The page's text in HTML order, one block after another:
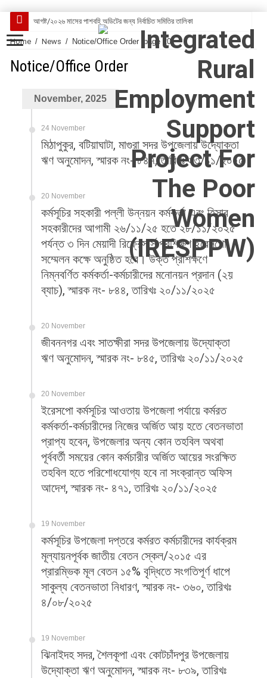
আগষ্ট/২০২৬ মাসের পাশবহি অডিটের জন্য নির্বাচিত সমিতির তালিকা
Home / News / Notice/Office Order (page 20)
Notice/Office Order
November, 2025
24 November
মিঠাপুকুর, বটিয়াঘাটা, মাগুরা সদর উপজেলায় উদ্যোক্তা
ঋণ অনুমোদন, স্মারক নং- ৮৪৭, তারিখঃ ২৩/১১/২০২৫
20 November
কর্মসূচির সহকারী পল্লী উন্নয়ন কর্মকর্তা এবং হিসাব
সহকারীদের আগামী ২৬/১১/২৫ হতে ২৮/১১/২০২৫
পর্যন্ত ৩ দিন মেয়াদী রিফ্রেসার্স প্রশিক্ষণ ইরেসপো
সম্মেলন কক্ষে অনুষ্ঠিত হবে। উক্ত প্রশিক্ষণে
নিম্নবর্ণিত কর্মকর্তা-কর্মচারীদের মনোনয়ন প্রদান (২য়
ব্যাচ), স্মারক নং- ৮৪৪, তারিখঃ ২০/১১/২০২৫
20 November
জীবননগর এবং সাতক্ষীরা সদর উপজেলায় উদ্যোক্তা
ঋণ অনুমোদন, স্মারক নং- ৮৪৫, তারিখঃ ২০/১১/২০২৫
20 November
ইরেসপো কর্মসূচির আওতায় উপজেলা পর্যায়ে কর্মরত
কর্মকর্তা-কর্মচারীদের নিজের অর্জিত আয় হতে বেতনভাতা
প্রাপ্য হবেন, উপজেলার অন্য কোন তহবিল অথবা
পূর্ববর্তী সময়ের কোন কর্মচারীর অর্জিত আয়ের সংরক্ষিত
তহবিল হতে পরিশোধযোগ্য হবে না সংক্রান্ত অফিস
আদেশ, স্মারক নং- ৪৭১, তারিখঃ ২০/১১/২০২৫
19 November
কর্মসূচির উপজেলা দপ্তরে কর্মরত কর্মচারীদের কার্যক্রম
মূল্যায়নপূর্বক জাতীয় বেতন স্কেল/২০১৫ এর
প্রারম্ভিক মূল বেতন ১৫% বৃদ্ধিতে সংগতিপূর্ণ ধাপে
সাকুল্য বেতনভাতা নিধারণ, স্মারক নং- ৩৬০, তারিখঃ
৪/০৮/২০২৫
19 November
ঝিনাইদহ সদর, শৈলকূপা এবং কোটচাঁদপুর উপজেলায়
উদ্যোক্তা ঋণ অনুমোদন, স্মারক নং- ৮৩৯, তারিখঃ